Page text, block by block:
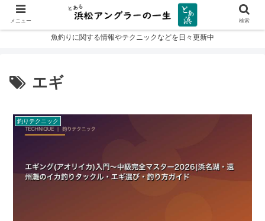
魚釣りに関する情報やテクニックなどを日々更新中
エギ
釣りテクニック
メニュー 検索